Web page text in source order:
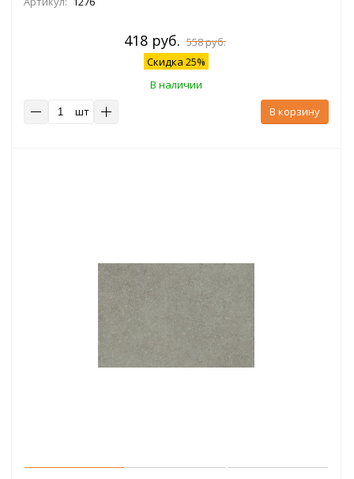
418 руб. 558 руб.
Скидка 25%
В наличии
шт
В корзину